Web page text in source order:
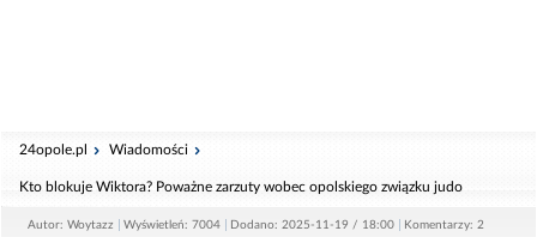
24opole.pl Wiadomości
Kto blokuje Wiktora? Poważne zarzuty wobec opolskiego związku judo
Autor: Woytazz Wyświetleń: 7004 Dodano: 2025-11-19 / 18:00 Komentarzy: 2